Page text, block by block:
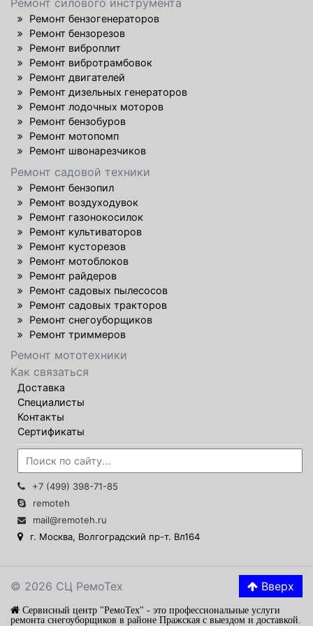
Ремонт силового инструмента
Ремонт бензогенераторов
Ремонт бензорезов
Ремонт виброплит
Ремонт вибротрамбовок
Ремонт двигателей
Ремонт дизельных генераторов
Ремонт лодочных моторов
Ремонт бензобуров
Ремонт мотопомп
Ремонт швонарезчиков
Ремонт садовой техники
Ремонт бензопил
Ремонт воздуходувок
Ремонт газонокосилок
Ремонт культиваторов
Ремонт кусторезов
Ремонт мотоблоков
Ремонт райдеров
Ремонт садовых пылесосов
Ремонт садовых тракторов
Ремонт снегоуборщиков
Ремонт триммеров
Ремонт мототехники
Как связаться
Доставка
Специалисты
Контакты
Сертификаты
+7 (499) 398-71-85
remoteh
mail@remoteh.ru
г. Москва, Волгоградский пр-т. Вл164
© 2026 СЦ РемоТех Вверх
Сервисный центр "РемоТех" - это профессиональные услуги
ремонта снегоуборщиков в районе Пражская с выездом и доставкой.